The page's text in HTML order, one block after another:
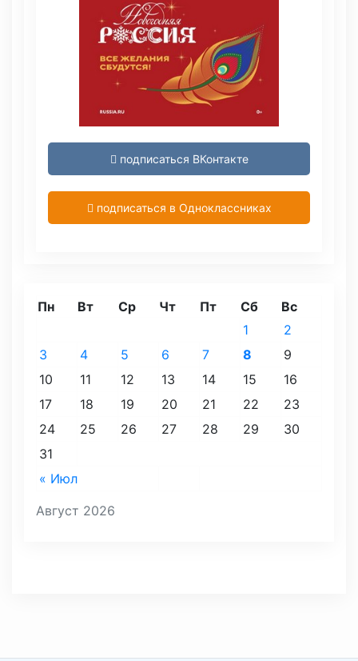
подписаться ВКонтакте
подписаться в Одноклассниках
Август 2026
Пн Вт Ср Чт Пт Сб Вс
« Июл
1
2
3
4 5 6 7 8
9
10
11 12 13 14 15
16
17
18 19 20 21 22
23
24
25 26 27 28 29
30
31